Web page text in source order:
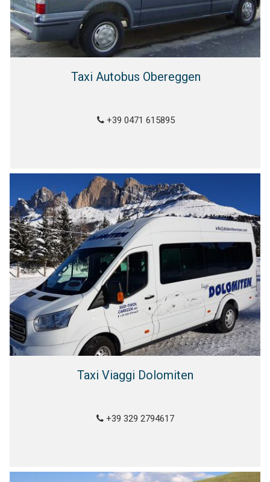
Taxi Autobus Obereggen
+39 0471 615895
Taxi Viaggi Dolomiten
+39 329 2794617